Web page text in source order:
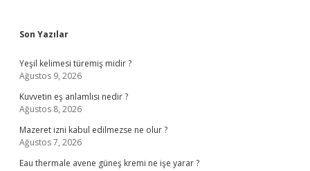
Sidebar
Son Yazılar
Yeşil kelimesi türemiş midir ?
Ağustos 9, 2026
Kuvvetin eş anlamlısı nedir ?
Ağustos 8, 2026
Mazeret izni kabul edilmezse ne olur ?
Ağustos 7, 2026
Eau thermale avene güneş kremi ne işe yarar ?